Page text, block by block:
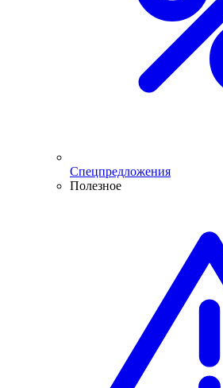
Спецпредложения
Полезное